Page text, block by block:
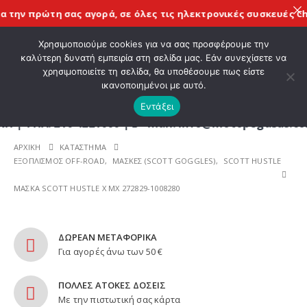
ΚΑΛΩΣ ΗΡΘΑΤΕ ΣΤΟ E-SHOP ΜΟΤΟ ΠΗΓΑΣΟΣ !
| E - mail: info@motopegasus.com |
ΑΡΧΙΚΉ
ΚΑΤΆΣΤΗΜΑ
ΕΞΟΠΛΙΣΜΟΣ OFF-ROAD, ΜΑΣΚΕΣ (SCOTT GOGGLES), SCOTT HUSTLE
ΜΑΣΚΑ SCOTT HUSTLE X MX 272829-1008280
ΔΩΡΕΑΝ ΜΕΤΑΦΟΡΙΚΑ
Για αγορές άνω των 50 €
ΠΟΛΛΕΣ ΑΤΟΚΕΣ ΔΟΣΕΙΣ
Με την πιστωτική σας κάρτα
πρώτη σας αγορά, σε όλες τιςηλεκτρονικές συσκευές
Χρησιμοποιούμε cookies για να σας προσφέρουμε την
καλύτερη δυνατή εμπειρία στη σελίδα μας. Εάν συνεχίσετε να
χρησιμοποιείτε τη σελίδα, θα υποθέσουμε πως είστε
ικανοποιημένοι με αυτό.
Εντάξει